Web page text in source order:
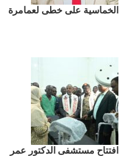
الخماسية على خطى لعمامرة
افتتاح مستشفى الدكتور عمر